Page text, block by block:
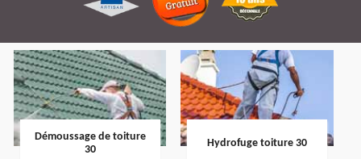
Démoussage de toiture
30
Hydrofuge toiture 30